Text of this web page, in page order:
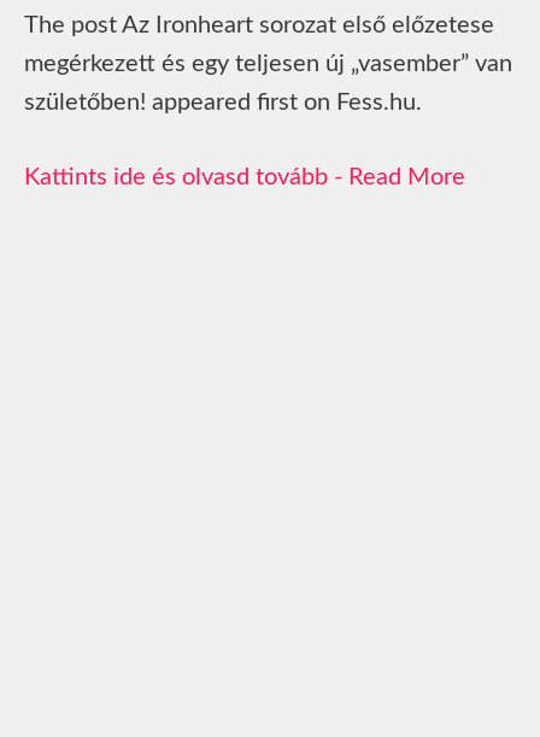
The post Az Ironheart sorozat első előzetese
megérkezett és egy teljesen új „vasember” van
születőben! appeared first on Fess.hu.
Read More